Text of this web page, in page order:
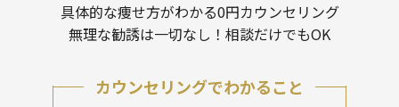
具体的な痩せ方がわかる0円カウンセリング
無理な勧誘は一切なし！相談だけでもOK
カウンセリングでわかること